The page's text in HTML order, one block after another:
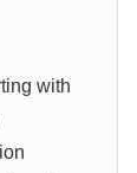
with